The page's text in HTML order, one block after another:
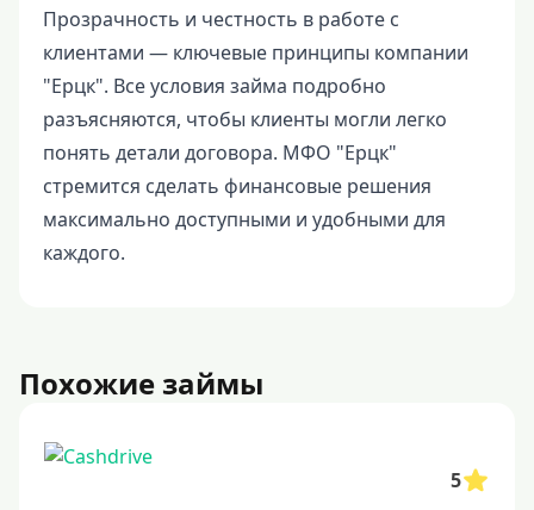
Прозрачность и честность в работе с
клиентами — ключевые принципы компании
"Ерцк". Все условия займа подробно
разъясняются, чтобы клиенты могли легко
понять детали договора. МФО "Ерцк"
стремится сделать финансовые решения
максимально доступными и удобными для
каждого.
Похожие займы
5